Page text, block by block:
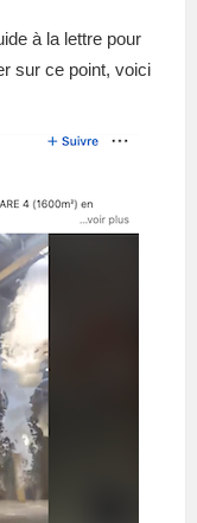
à la lettre pour
sur ce point, voici